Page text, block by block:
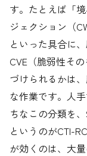
す。たとえば「
ジェクション（
といった具合に
CVE（脆弱性そ
づけられるかは
な作業です。人
ちなこの分類を
というのがCTI-
が効くのは、大